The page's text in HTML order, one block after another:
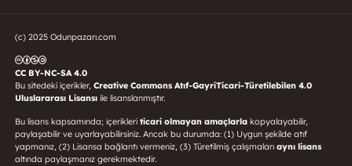
(c) 2025 Odunpazarı.com
CC BY-NC-SA 4.0
Bu sitedeki içerikler, Creative Commons Atıf-GayriTicari-Türetilebilen 4.0
Uluslararası Lisansı ile lisanslanmıştır.
Bu lisans kapsamında; içerikleri ticari olmayan amaçlarlakopyalayabilir,
paylaşabilir ve uyarlayabilirsiniz. Ancak bu durumda: (1) Uygun şekilde atıf
yapmanız, (2) Lisansa bağlantı vermeniz, (3) Türetilmiş çalışmaları aynı lisans
altında paylaşmanız gerekmektedir.